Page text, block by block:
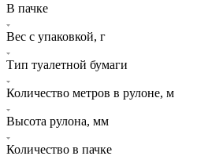
В пачке
Вес с упаковкой, г
Тип туалетной бумаги
Количество метров в рулоне, м
Высота рулона, мм
Количество в пачке